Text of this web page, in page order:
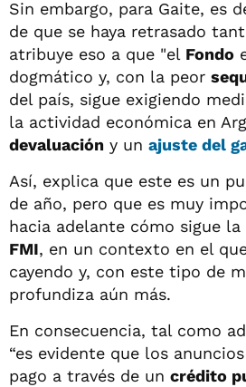
Sin embargo, para Gaite, es
de que se haya retrasado
atribuye eso a que "el Fondo
dogmático y, con la peor
del país, sigue exigiendo
la actividad económica en
devaluación y un ajuste del
Así, explica que este es un
de año, pero que es muy
hacia adelante cómo sigue
FMI, en un contexto en el
cayendo y, con este tipo de
profundiza aún más.
En consecuencia, tal como
“es evidente que los
pago a través de un crédito